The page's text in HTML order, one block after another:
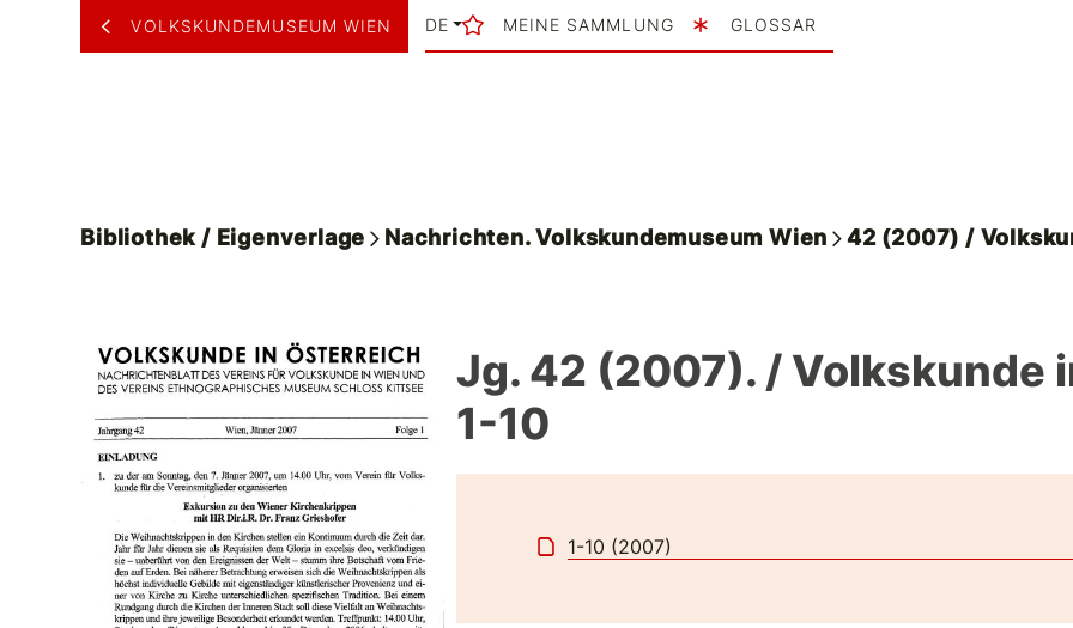
VOLKSKUNDEMUSEUM WIEN DE MEINE SAMMLUNG GLOSSAR
Bibliothek / Eigenverlage Nachrichten. Volkskundemuseum Wien 42 (2007) /
Jg. 42 (2007). / Volkskunde
1-10
1-10 (2007)